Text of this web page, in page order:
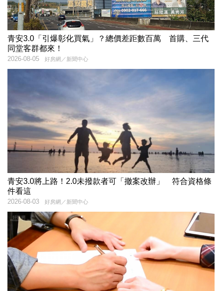
青安3.0「引爆彰化買氣」？總價差距數百萬 首購、三代
同堂客群都來！
好房網／新聞中心
2026-08-05
青安3.0將上路！2.0未撥款者可「撤案改辦」 符合資格條
件看這
好房網／新聞中心
2026-08-03